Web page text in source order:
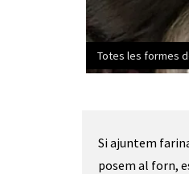
Totes les formes
Si ajuntem
posem al forn,